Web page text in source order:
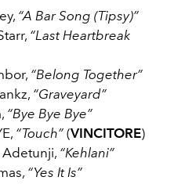
“A Bar Song (Tipsy)”
“Last Heartbreak
“Belong Together”
“Graveyard”
“Bye Bye Bye”
“Touch” (VINCITORE)
“Kehlani”
“Yes It Is”